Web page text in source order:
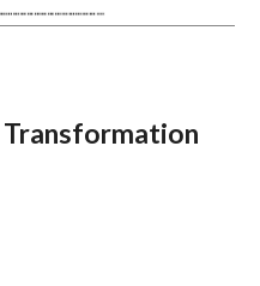
Transformation